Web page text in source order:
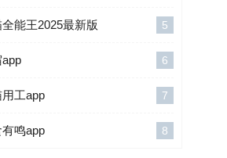
5
能王2025最新版
6
7
工app
8
鸣app